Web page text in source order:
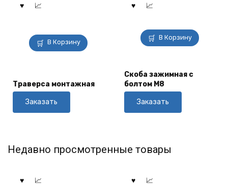
В Корзину
Траверса монтажная
Заказать
В Корзину
Скоба зажимная с
болтом М8
Заказать
Недавно просмотренные товары